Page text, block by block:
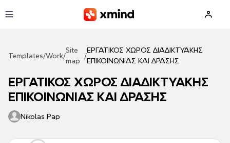
Templates/Work/
Site
map
/
ΕΡΓΑΤΙΚΟΣ ΧΩΡΟΣ ΔΙAΔΙΚΤΥΑΚΗΣ
ΕΠΙΚΟΙΝΩΝΙΑΣ ΚΑΙ ΔΡΑΣΗΣ
ΕΡΓΑΤΙΚΟΣ ΧΩΡΟΣ ΔΙAΔΙΚΤΥΑΚΗΣ
ΕΠΙΚΟΙΝΩΝΙΑΣ ΚΑΙ ΔΡΑΣΗΣ
Nikolas Pap